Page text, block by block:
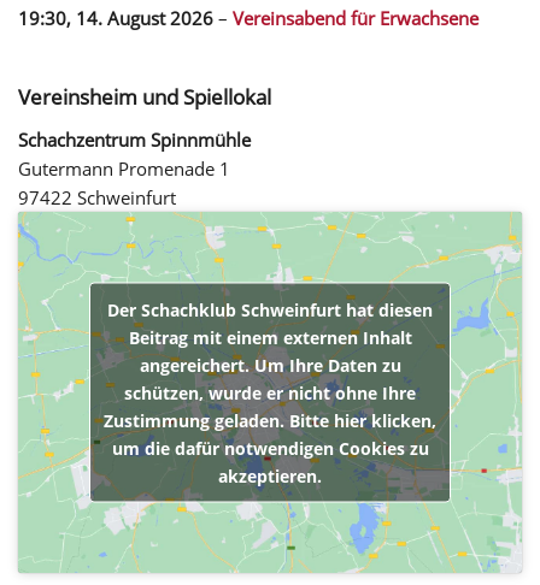
19:30, 14. August 2026 – Vereinsabend für Erwachsene
Vereinsheim und Spiellokal
Schachzentrum Spinnmühle
Gutermann Promenade 1
97422 Schweinfurt
Der Schachklub Schweinfurt hat diesen
Beitrag mit einem externen Inhalt
angereichert. Um Ihre Daten zu
schützen, wurde er nicht ohne Ihre
Zustimmung geladen. Bitte hier klicken,
um die dafür notwendigen Cookies zu
akzeptieren.